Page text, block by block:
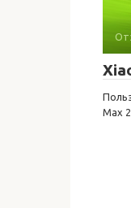
Max